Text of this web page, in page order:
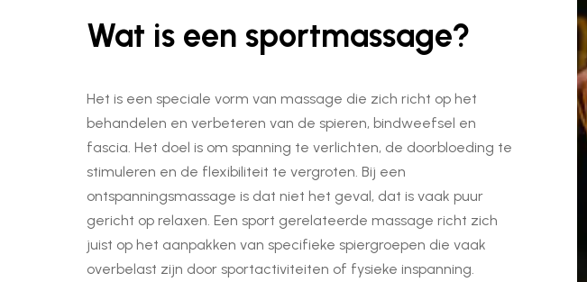
Wat is een sportmassage?
Het is een speciale vorm van massage die zich richt op het
behandelen en verbeteren van de spieren, bindweefsel en
fascia. Het doel is om spanning te verlichten, de doorbloeding te
stimuleren en de flexibiliteit te vergroten. Bij een
ontspanningsmassage is dat niet het geval, dat is vaak puur
gericht op relaxen. Een sport gerelateerde massage richt zich
juist op het aanpakken van specifieke spiergroepen die vaak
overbelast zijn door sportactiviteiten of fysieke inspanning.